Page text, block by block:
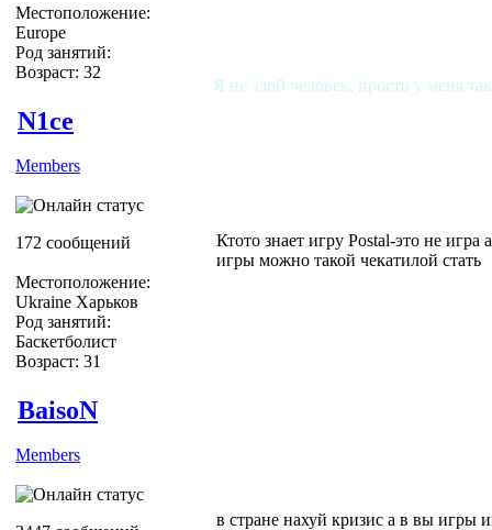
Местоположение:
Europe
Род занятий:
Возраст: 32
Я не злой человек, просто у меня
N1ce
Members
172 сообщений
Местоположение:
Ukraine Харьков
Род занятий:
Баскетболист
Возраст: 31
Ктото знает игру Postal-это не
игры можно такой чекатилой стать
BaisoN
Members
в стране нахуй кризис а в вы игры